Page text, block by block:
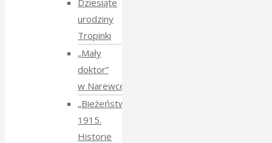
Dziesiąte
urodziny
Tropinki
„Mały
doktor”
w Narewce
„Bieżeństwo
1915.
Historie